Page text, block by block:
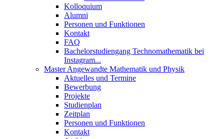
Kolloquium
Alumni
Personen und Funktionen
Kontakt
FAQ
Bachelorstudiengang Technomathematik bei
Instagram...
Master Angewandte Mathematik und Physik
Aktuelles und Termine
Bewerbung
Projekte
Studienplan
Zeitplan
Personen und Funktionen
Kontakt